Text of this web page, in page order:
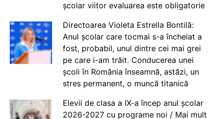
școlar viitor evaluarea este obligatorie
Directoarea Violeta Estrella Bontilă:
Anul școlar care tocmai s-a încheiat a
fost, probabil, unul dintre cei mai grei
pe care i-am trăit. Conducerea unei
școli în România înseamnă, astăzi, un
stres permanent, o muncă titanică
Elevii de clasa a IX-a încep anul școlar
2026-2027 cu programe noi / Mai mult